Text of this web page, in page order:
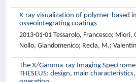
X-ray visualization of polymer-based
osseointegrating coatings
2013-01-01 Tessarolo, Francesco; Miori,
Nollo, Giandomenico; Recla, M.;
The X/Gamma-ray Imaging
THESEUS: design, main